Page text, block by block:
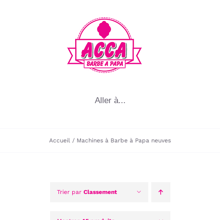
Aller à...
Accueil Machines à Barbe à Papa neuves
Trier par Classement